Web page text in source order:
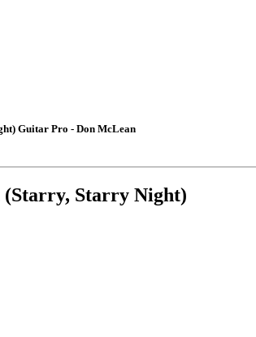
Guitar Pro - Don McLean
(Starry, Starry Night)